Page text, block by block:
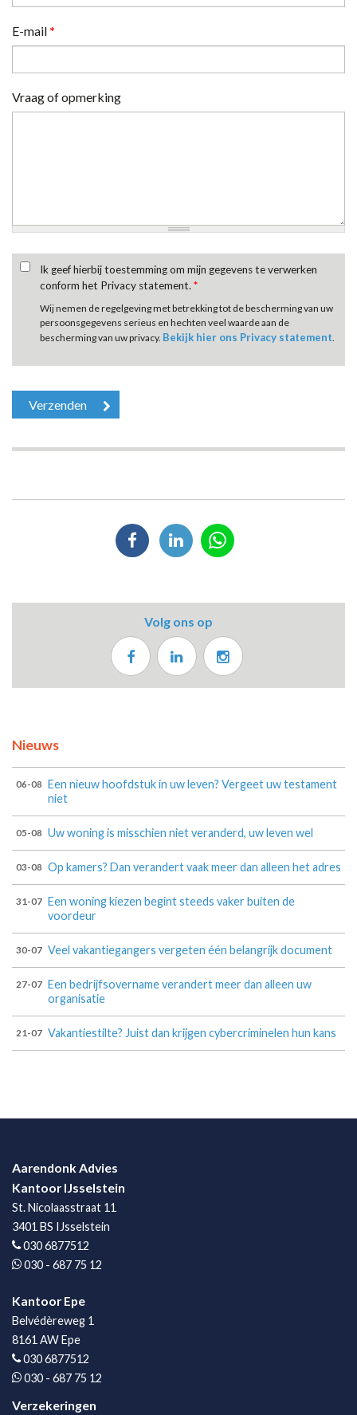
E-mail *
Vraag of opmerking
Ik geef hierbij toestemming om mijn gegevens te verwerken
conform het Privacy statement. *
Wij nemen de regelgeving met betrekking tot de bescherming van uw
persoonsgegevens serieus en hechten veel waarde aan de
bescherming van uw privacy. Bekijk hier ons Privacy statement
Volg ons op
Nieuws
06-08
Een nieuw hoofdstuk in uw leven? Vergeet uw testament
niet
05-08 Uw woning is misschien niet veranderd, uw leven wel
03-08 Op kamers? Dan verandert vaak meer dan alleen het adres
31-07 Een woning kiezen begint steeds vaker buiten de
voordeur
30-07 Veel vakantiegangers vergeten één belangrijk document
27-07 Een bedrijfsovername verandert meer dan alleen uw
organisatie
21-07 Vakantiestilte? Juist dan krijgen cybercriminelen hun kans
Aarendonk Advies
Kantoor IJsselstein
St. Nicolaasstraat 11
3401 BS IJsselstein
030 6877512
030 - 687 75 12
Kantoor Epe
Belvédèreweg 1
8161 AW Epe
030 6877512
030 - 687 75 12
Verzekeringen